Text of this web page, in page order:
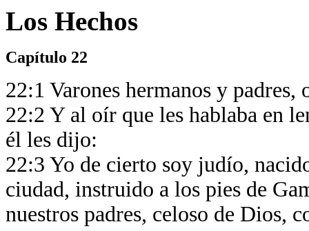
Los Hechos
Capítulo 22
22:1 Varones hermanos y
22:2 Y al oír que les hablaba en
él les dijo:
22:3 Yo de cierto soy judío,
ciudad, instruido a los pies de
nuestros padres, celoso de Dios,